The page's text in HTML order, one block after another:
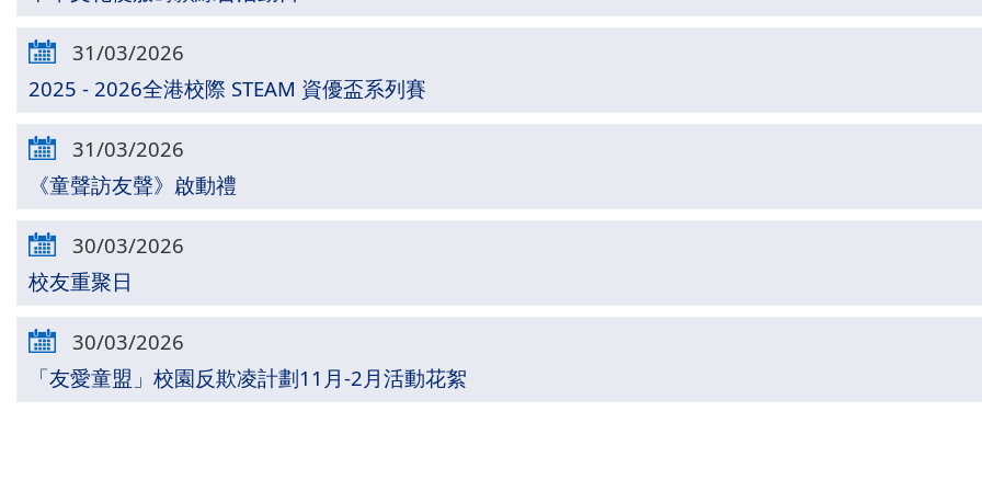
31/03/2026
2025 - 2026全港校際 STEAM 資優盃系列賽
31/03/2026
《童聲訪友聲》啟動禮
30/03/2026
校友重聚日
30/03/2026
「友愛童盟」校園反欺凌計劃11月-2月活動花絮